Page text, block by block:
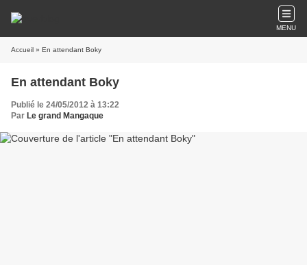
MENU
Accueil » En attendant Boky
En attendant Boky
Publié le 24/05/2012 à 13:22
Par Le grand Mangaque